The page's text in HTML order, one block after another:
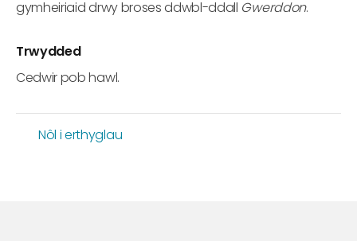
gymheiriaid drwy broses ddwbl-ddall Gwerddon.
Trwydded
Cedwir pob hawl.
Nôl i erthyglau